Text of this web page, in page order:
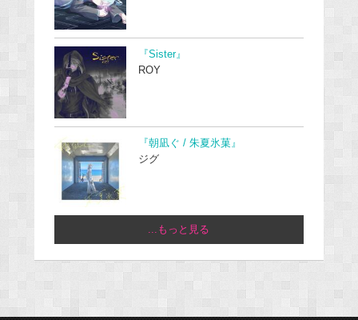
『Sister』
ROY
『朝凪ぐ / 朱夏氷菓』
ジグ
...もっと見る